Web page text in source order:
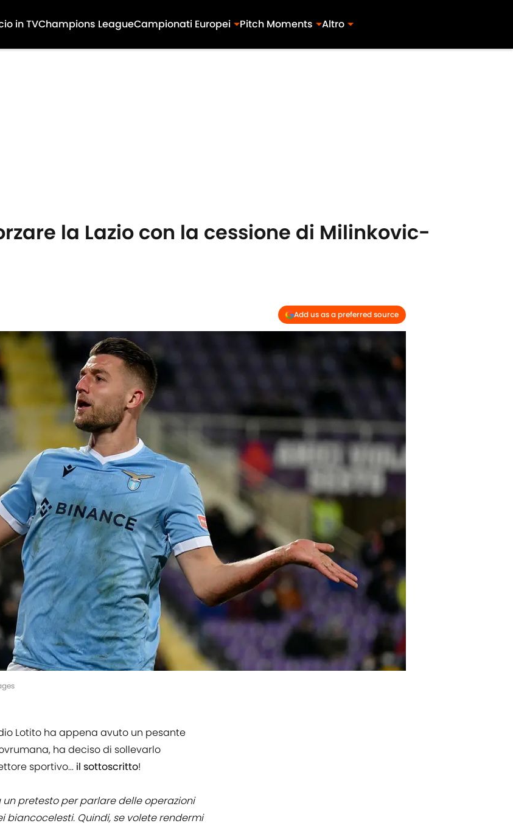
in TVChampions LeagueCampionati Europei Pitch Moments Altro
la Lazio con la cessione di Milinkovic-
Add us as a preferred source
Lotito ha appena avuto un pesante
ha deciso di sollevarlo
sportivo... il sottoscritto!
pretesto per parlare delle operazioni
biancocelesti. Quindi, se volete rendermi